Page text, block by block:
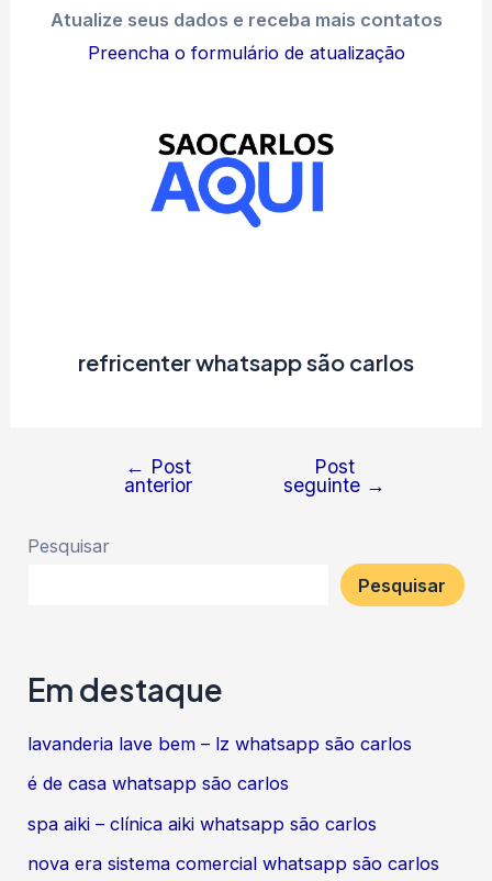
Atualize seus dados e receba mais contatos
Preencha o formulário de atualização
refricenter whatsapp são carlos
Navegação
Post
← Post
anterior
Post
seguinte →
Pesquisar
Pesquisar
Em destaque
lavanderia lave bem – lz whatsapp são carlos
é de casa whatsapp são carlos
spa aiki – clínica aiki whatsapp são carlos
nova era sistema comercial whatsapp são carlos